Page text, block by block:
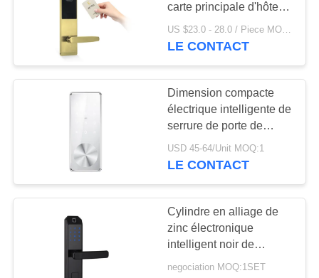
Codez la serrure de
porte
Clé de verrouillage
de porte carte
carte principale d'hôtel
avec le type de carte de
la mortaise MF1 de
LE CONTACT
Dimension compacte
électrique intelligente de
serrure de porte de
Bluetooth/de serrure
porte d'avant
USD 45-64/Unit MOQ:1
LE CONTACT
Cylindre en alliage de
zinc électronique
intelligent noir de
combinaison de WiFi
negociation MOQ:1SET